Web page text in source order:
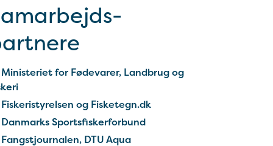
Ministeriet for Fødevarer, Landbrug og
Fiskeristyrelsen og Fisketegn.dk
Danmarks Sportsfiskerforbund
Fangstjournalen, DTU Aqua